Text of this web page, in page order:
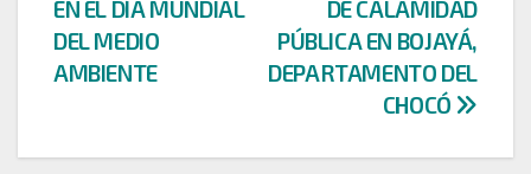
DE CALAMIDAD
PÚBLICA EN BOJAYÁ,
DEPARTAMENTO DEL
CHOCÓ
EN EL DÍA MUNDIAL
DEL MEDIO
AMBIENTE